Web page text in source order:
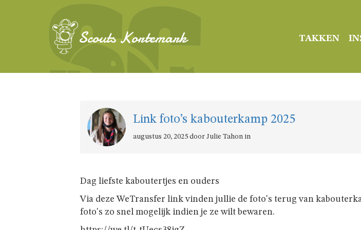
Scouts Kortemark TAKKEN
Link foto’s kabouterkamp 2025
augustus 20, 2025 door Julie Tahon in
Dag liefste kaboutertjes en ouders
Via deze WeTransfer link vinden jullie de foto's terug van
foto's zo snel mogelijk indien je ze wilt bewaren.